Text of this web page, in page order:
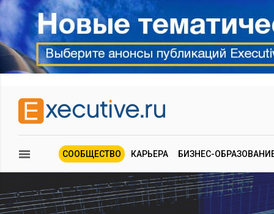
СООБЩЕСТВО КАРЬЕРА БИЗНЕС-